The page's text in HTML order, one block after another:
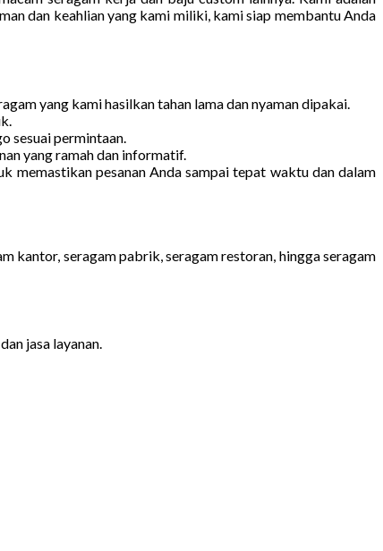
dan keahlian yang kami miliki, kami siap membantu Anda
yang kami hasilkan tahan lama dan nyaman dipakai.
sesuai permintaan.
yang ramah dan informatif.
memastikan pesanan Anda sampai tepat waktu dan dalam
kantor, seragam pabrik, seragam restoran, hingga seragam
jasa layanan.